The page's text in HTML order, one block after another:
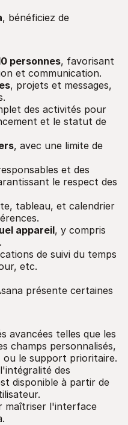
, bénéficiez de
personnes, favorisant
et communication.
, projets et messages,
des activités pour
et le statut de
, avec une limite de
et des
le respect des
tableau, et calendrier
appareil, y compris
de suivi du temps
etc.
présente certaines
avancées telles que les
champs personnalisés,
ou le support prioritaire.
des
disponible à partir de
maîtriser l'interface